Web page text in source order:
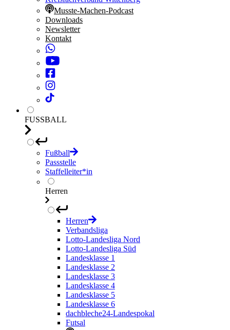
Musste-Machen-Podcast
Downloads
Newsletter
Kontakt
FUSSBALL
Fußball
Passstelle
Staffelleiter*in
Herren
Herren
Verbandsliga
Lotto-Landesliga Nord
Lotto-Landesliga Süd
Landesklasse 1
Landesklasse 2
Landesklasse 3
Landesklasse 4
Landesklasse 5
Landesklasse 6
dachbleche24-Landespokal
Futsal